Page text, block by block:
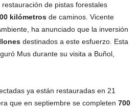
de pistas forestales
kilómetrosde caminos. Vicente
ha anunciado que la inversión
destinados a este esfuerzo. Esta
Mus durante su visita a Buñol,
ya están restauradas en 21
que en septiembre se completen 700